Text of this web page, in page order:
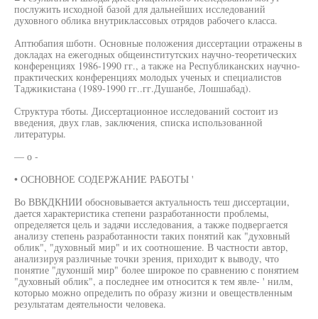
послужить исходной базой для дальнейших исследований
духовного облика внутриклассовых отрядов рабочего класса.
Аптюбапия шботн. Основные положения диссертации отражены в
докладах на ежегодных общеинститутских научно-теоретических
конференциях 1986-1990 гг., а также на Республиканских научно-
практических конференциях молодых ученых и специалистов
Таджикистана (1989-1990 гг..гг.Душанбе, Лошшабад).
Структура тботы. Диссертационное исследований состоит из
введения, двух глав, заключения, списка использованной
литературы.
— о -
• ОСНОВНОЕ СОДЕРЖАНИЕ РАБОТЫ '
Во ВВКДКНИИ обосновывается актуальность теш диссертации,
дается характеристика степени разработанности проблемы,
определяется цель и задачи исследования, а также подвергается
анализу степень разработанности таких понятий как "духовный
облик", "духовный мир" и их соотношение. В частности автор,
анализируя различные точки зрения, приходит к выводу, что
понятие "духоншй мир" более широкое по сравнению с понятием
"духовный облик", а последнее им относится к тем явле- ' нилм,
которыо можно определить по образу жизни и овеществленным
результатам деятельности человека.